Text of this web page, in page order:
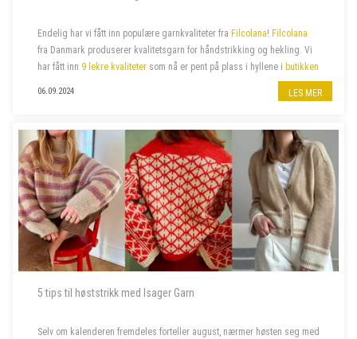
Endelig har vi fått inn populære garnkvaliteter fra Filcolana! Filcolana
fra Danmark produserer kvalitetsgarn for håndstrikking og hekling. Vi
har fått inn 9 lekre kvaliteter som nå er pent på plass i hyllene i butikken
06.09.2024 LES MER
5 tips til høststrikk med Isager Garn
Selv om kalenderen fremdeles forteller august, nærmer høsten seg med